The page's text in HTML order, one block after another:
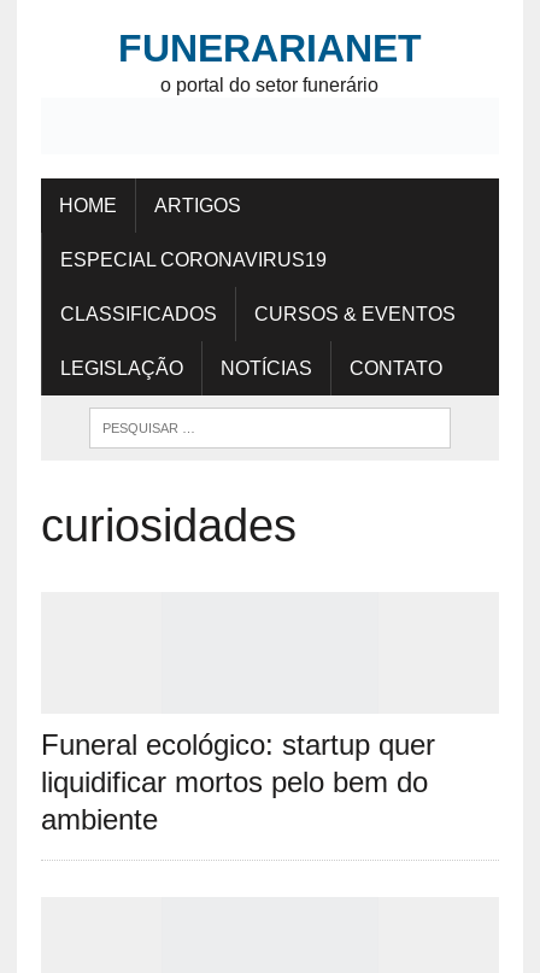
FUNERARIANET
o portal do setor funerário
HOME ARTIGOS
ESPECIAL CORONAVIRUS19
CLASSIFICADOS CURSOS & EVENTOS
LEGISLAÇÃO NOTÍCIAS CONTATO
curiosidades
Funeral ecológico: startup quer
liquidificar mortos pelo bem do
ambiente